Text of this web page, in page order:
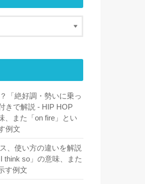
「絶好調・勢いに乗っ
きで解説 - HIP HOP
、また「on fire」とい
例文
、使い方の違いを解説
I think so」の意味、また
す例文